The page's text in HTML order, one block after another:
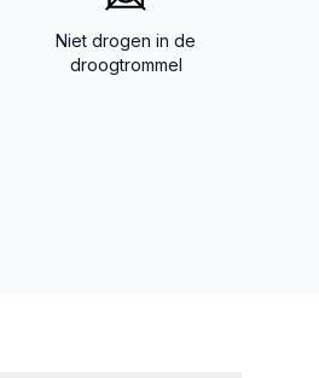
Niet drogen in de
droogtrommel